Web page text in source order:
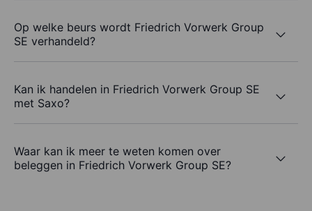
Op welke beurs wordt Friedrich Vorwerk Group
SE verhandeld?
Kan ik handelen in Friedrich Vorwerk Group SE
met Saxo?
Waar kan ik meer te weten komen over
beleggen in Friedrich Vorwerk Group SE?